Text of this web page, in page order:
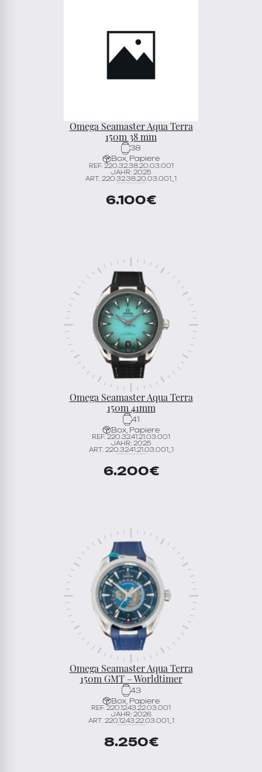
Omega Seamaster Aqua Terra
150m 38 mm
38
Box, Papiere
REF. 220.32.38.20.03.001
JAHR: 2025
ART. 220.32.38.20.03.001_1
6.100€
Omega Seamaster Aqua Terra
150m 41mm
41
Box, Papiere
REF. 220.32.41.21.03.001
JAHR: 2025
ART. 220.32.41.21.03.001_1
6.200€
Omega Seamaster Aqua Terra
150m GMT – Worldtimer
43
Box, Papiere
REF. 220.12.43.22.03.001
JAHR: 2026
ART. 220.12.43.22.03.001_1
8.250€